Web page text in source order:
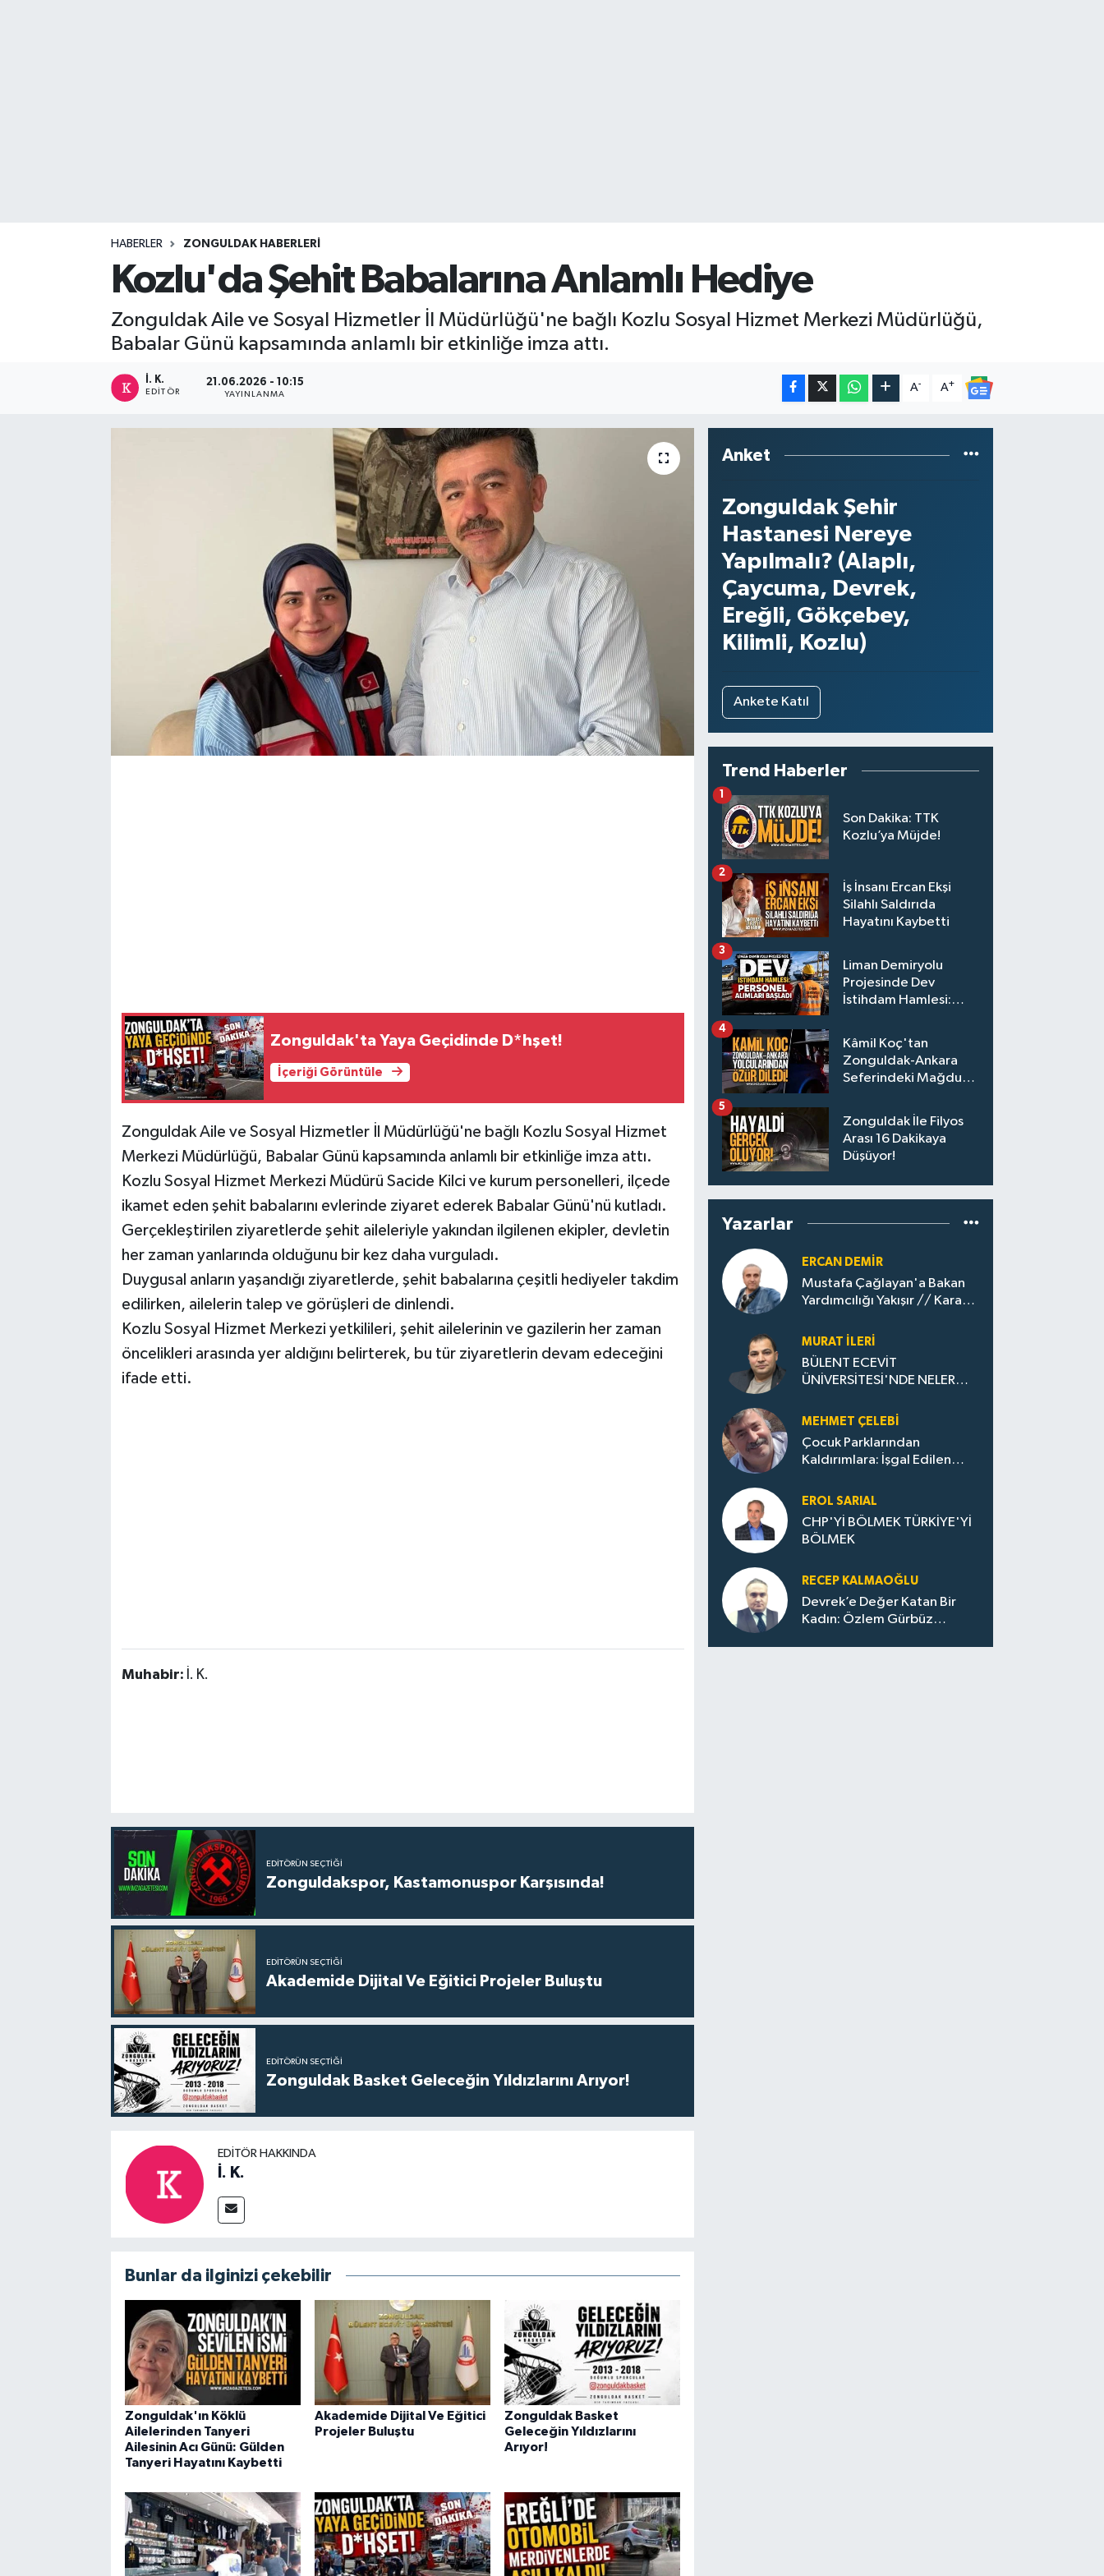
HABERLER ZONGULDAK HABERLERI
Kozlu'da Şehit Babalarına Anlamlı Hediye
Zonguldak Aile ve Sosyal Hizmetler İl Müdürlüğü'ne bağlı Kozlu Sosyal Hizmet Merkezi Müdürlüğü,
Babalar Günü kapsamında anlamlı bir etkinliğe imza attı.
İ. K.
EDITÖR
21.06.2026 - 10:15
YAYINLANMA
A- A+
Zonguldak'ta Yaya Geçidinde D*hşet!
İçeriği Görüntüle
Zonguldak Aile ve Sosyal Hizmetler İl Müdürlüğü'ne bağlı Kozlu Sosyal Hizmet
Merkezi Müdürlüğü, Babalar Günü kapsamında anlamlı bir etkinliğe imza attı.
Kozlu Sosyal Hizmet Merkezi Müdürü Sacide Kilci ve kurum personelleri, ilçede
ikamet eden şehit babalarını evlerinde ziyaret ederek Babalar Günü'nü kutladı.
Gerçekleştirilen ziyaretlerde şehit aileleriyle yakından ilgilenen ekipler, devletin
her zaman yanlarında olduğunu bir kez daha vurguladı.
Duygusal anların yaşandığı ziyaretlerde, şehit babalarına çeşitli hediyeler takdim
edilirken, ailelerin talep ve görüşleri de dinlendi.
Kozlu Sosyal Hizmet Merkezi yetkilileri, şehit ailelerinin ve gazilerin her zaman
öncelikleri arasında yer aldığını belirterek, bu tür ziyaretlerin devam edeceğini
ifade etti.
Muhabir: İ. K.
EDITÖRÜN SEÇTIĞI
Zonguldakspor, Kastamonuspor Karşısında!
EDITÖRÜN SEÇTIĞI
Akademide Dijital Ve Eğitici Projeler Buluştu
EDITÖRÜN SEÇTIĞI
Zonguldak Basket Geleceğin Yıldızlarını Arıyor!
EDITÖR HAKKINDA
İ. K.
Bunlar da ilginizi çekebilir
Zonguldak'ın Köklü
Ailelerinden Tanyeri
Ailesinin Acı Günü: Gülden
Tanyeri Hayatını Kaybetti
Akademide Dijital Ve Eğitici
Projeler Buluştu
Zonguldak Basket
Geleceğin Yıldızlarını
Arıyor!
Anket
Zonguldak Şehir
Hastanesi Nereye
Yapılmalı? (Alaplı,
Çaycuma, Devrek,
Ereğli, Gökçebey,
Kilimli, Kozlu)
Ankete Katıl
Trend Haberler
Son Dakika: TTK
Kozlu’ya Müjde!
1
İş İnsanı Ercan Ekşi
Silahlı Saldırıda
Hayatını Kaybetti
2
Liman Demiryolu
Projesinde Dev
İstihdam Hamlesi:
3
Kâmil Koç'tan
Zonguldak-Ankara
Seferindeki Mağdur
4
Zonguldak İle Filyos
Arası 16 Dakikaya
Düşüyor!
5
Yazarlar
ERCAN DEMIR
Mustafa Çağlayan'a Bakan
Yardımcılığı Yakışır // ​Kara
Zonguldak'ın Dönüşümü..
MURAT İLERI
BÜLENT ECEVİT
ÜNİVERSİTESİ'NDE NELER
MEHMET ÇELEBI
Çocuk Parklarından
Kaldırımlara: İşgal Edilen
Evler Çöp Dolu
EROL SARIAL
CHP'Yİ BÖLMEK TÜRKİYE'Yİ
BÖLMEK
RECEP KALMAOĞLU
Devrek’e Değer Katan Bir
Kadın: Özlem Gürbüz
KASTAMONU